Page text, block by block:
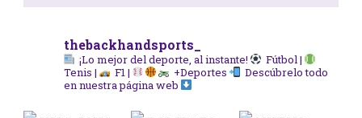
thebackhandsports_
¡Lo mejor del deporte, al instante!
Fútbol |
Tenis |
F1 | +Deportes
Descúbrelo todo
en nuestra página web